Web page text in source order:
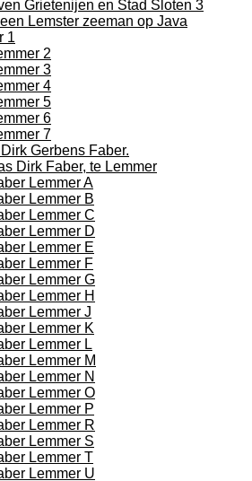
Grietenijen en Stad Sloten 3
Lemster zeeman op Java
1
2
3
4
5
6
7
Gerbens Faber.
Dirk Faber, te Lemmer
Lemmer A
Lemmer B
Lemmer C
Lemmer D
Lemmer E
Lemmer F
Lemmer G
Lemmer H
Lemmer J
Lemmer K
Lemmer L
Lemmer M
Lemmer N
Lemmer O
Lemmer P
Lemmer R
Lemmer S
Lemmer T
Lemmer U